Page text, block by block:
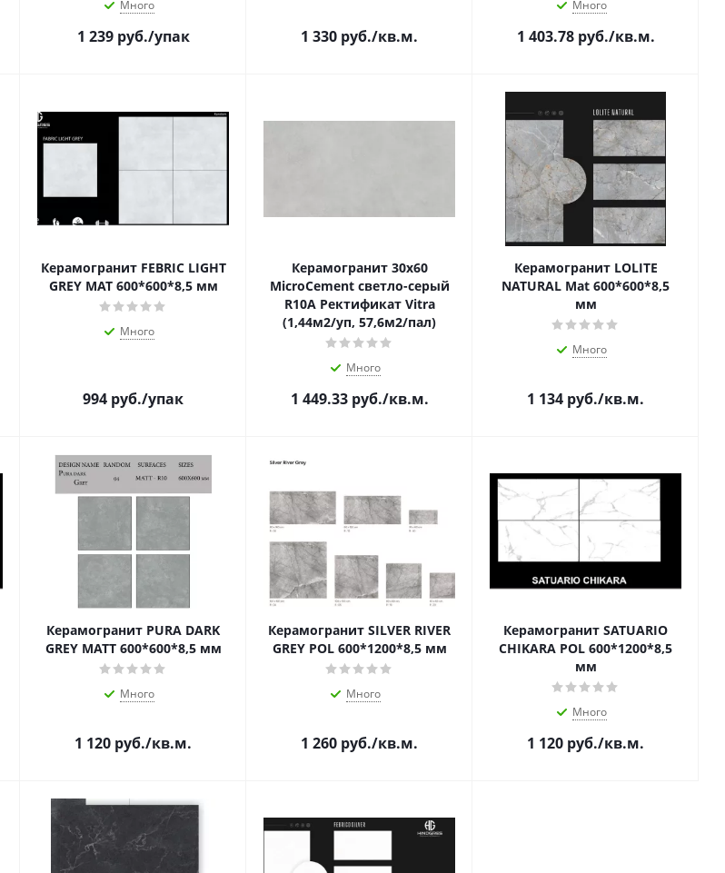
Много
1 239руб./упак 1 330 руб./кв.м.
Много
1 403.78руб./кв.м.
Керамогранит FEBRIC LIGHT
GREY MAT 600*600*8,5 мм
Много
994 руб./упак
Керамогранит 30х60
MicroCement светло-серый
R10A Ректификат Vitra
(1,44м2/уп, 57,6м2/пал)
Много
1 449.33руб./кв.м.
Керамогранит LOLITE
NATURAL Mat 600*600*8,5
мм
Много
1 134 руб./кв.м.
Керамогранит PURA DARK
GREY MATT 600*600*8,5 мм
Много
1 120 руб./кв.м.
Керамогранит SILVER RIVER
GREY POL 600*1200*8,5 мм
Много
1 260 руб./кв.м.
Керамогранит SATUARIO
CHIKARA POL 600*1200*8,5
мм
Много
1 120 руб./кв.м.